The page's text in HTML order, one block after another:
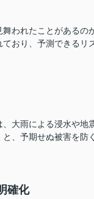
われたことがある
おり、予測できる
大雨による浸水や
、予期せぬ被害を
確化